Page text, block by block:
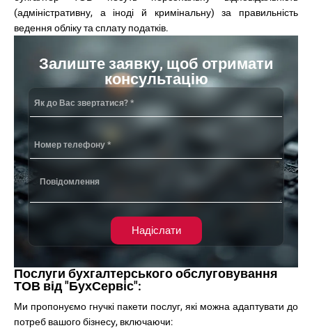
(адміністративну, а іноді й кримінальну) за правильність
ведення обліку та сплату податків.
Залиште заявку, щоб отримати
консультацію
Надіслати
Послуги бухгалтерського обслуговування
ТОВ від "БухСервіс":
Ми пропонуємо гнучкі пакети послуг, які можна адаптувати до
потреб вашого бізнесу, включаючи: